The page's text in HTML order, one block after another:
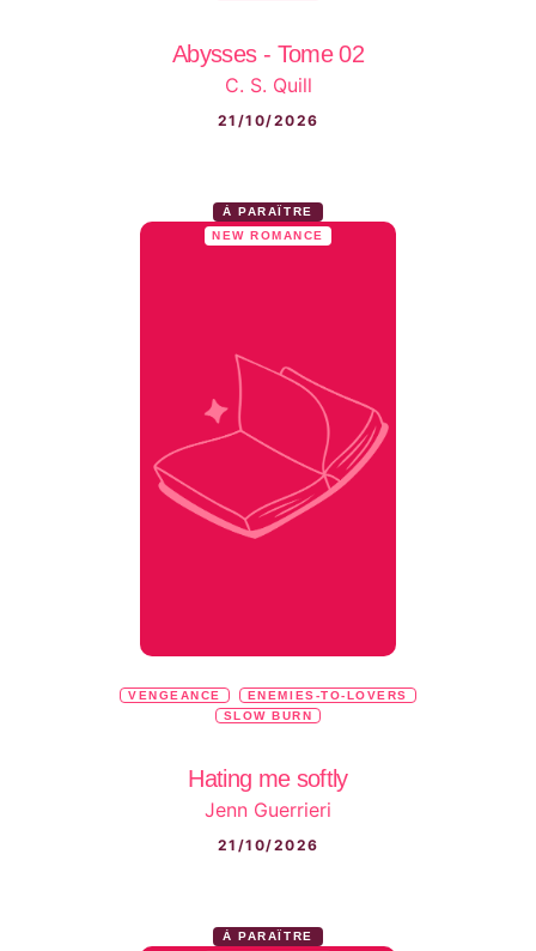
Abysses - Tome 02
C. S. Quill
21/10/2026
À PARAÎTRE
NEW ROMANCE
VENGEANCE
ENEMIES-TO-LOVERS
SLOW BURN
Hating me softly
Jenn Guerrieri
21/10/2026
À PARAÎTRE